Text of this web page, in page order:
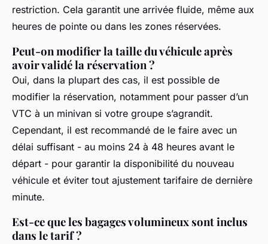
restriction. Cela garantit une arrivée fluide, même aux
heures de pointe ou dans les zones réservées.
Peut-on modifier la taille du véhicule après
avoir validé la réservation ?
Oui, dans la plupart des cas, il est possible de
modifier la réservation, notamment pour passer d’un
VTC à un minivan si votre groupe s’agrandit.
Cependant, il est recommandé de le faire avec un
délai suffisant - au moins 24 à 48 heures avant le
départ - pour garantir la disponibilité du nouveau
véhicule et éviter tout ajustement tarifaire de dernière
minute.
Est-ce que les bagages volumineux sont inclus
dans le tarif ?